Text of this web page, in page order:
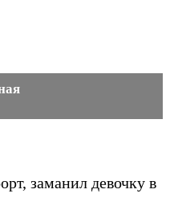
заманил девочку в